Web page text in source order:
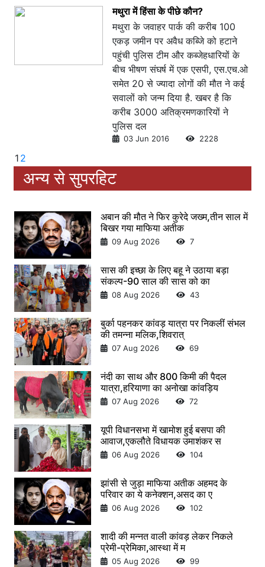
मथुरा में हिंसा के पीछे कौन?
मथुरा के जवाहर पार्क की करीब 100
एकड़ जमीन पर अवैध कब्जेि को हटाने
पहुंची पुलिस टीम और कब्जेहधारियों के
बीच भीषण संघर्ष में एक एसपी, एस.एच.ओ
समेत 20 से ज्यादा लोगों की मौत ने कई
सवालों को जन्म दिया है. खबर है कि
करीब 3000 अतिक्रमणकारियों ने
पुलिस दल
03 Jun 2016 2228
1 2
अन्य से सुपरहिट
अबान की मौत ने फिर कुरेदे जख्म,तीन साल में
बिखर गया माफिया अतीक
09 Aug 2026 7
सास की इच्छा के लिए बहू ने उठाया बड़ा
संकल्प-90 साल की सास को का
08 Aug 2026 43
बुर्का पहनकर कांवड़ यात्रा पर निकलीं संभल
की तमन्ना मलिक,शिवरात्
07 Aug 2026 69
नंदी का साथ और 800 किमी की पैदल
यात्रा,हरियाणा का अनोखा कांवड़िय
07 Aug 2026 72
यूपी विधानसभा में खामोश हुई बसपा की
आवाज,एकलौते विधायक उमाशंकर स
06 Aug 2026 104
झांसी से जुड़ा माफिया अतीक अहमद के
परिवार का ये कनेक्शन,असद का ए
06 Aug 2026 102
शादी की मन्नत वाली कांवड़ लेकर निकले
प्रेमी-प्रेमिका,आस्था में म
05 Aug 2026 99